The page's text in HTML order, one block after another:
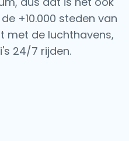
+10.000 steden van
met de luchthavens,
24/7 rijden.